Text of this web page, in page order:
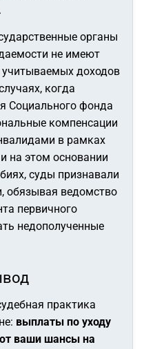
органы
не имеют
учитываемых доходов
когда
Социального фонда
компенсации
в рамках
на этом основании
суды признавали
обязывая ведомство
первичного
недополученные
практика
выплаты по уходу
ваши шансы на